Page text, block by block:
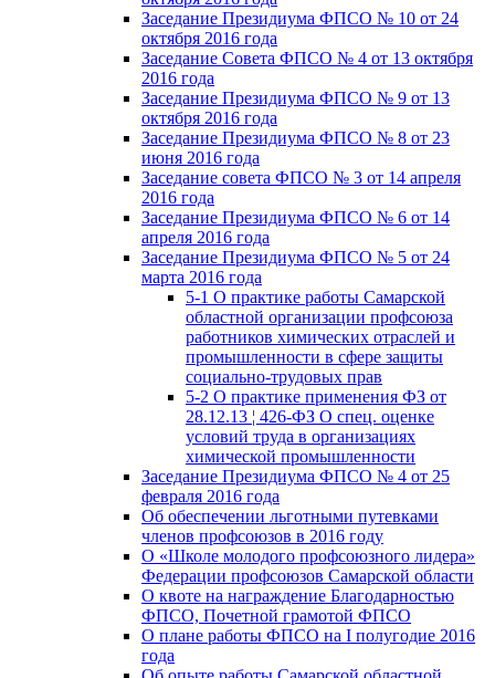
Заседание Президиума ФПСО № 10 от 24
октября 2016 года
Заседание Совета ФПСО № 4 от 13 октября
2016 года
Заседание Президиума ФПСО № 9 от 13
октября 2016 года
Заседание Президиума ФПСО № 8 от 23
июня 2016 года
Заседание совета ФПСО № 3 от 14 апреля
2016 года
Заседание Президиума ФПСО № 6 от 14
апреля 2016 года
Заседание Президиума ФПСО № 5 от 24
марта 2016 года
5-1 О практике работы Самарской
областной организации профсоюза
работников химических отраслей и
промышленности в сфере защиты
социально-трудовых прав
5-2 О практике применения ФЗ от
28.12.13 ¦ 426-ФЗ О спец. оценке
условий труда в организациях
химической промышленности
Заседание Президиума ФПСО № 4 от 25
февраля 2016 года
Об обеспечении льготными путевками
членов профсоюзов в 2016 году
О «Школе молодого профсоюзного лидера»
Федерации профсоюзов Самарской области
О квоте на награждение Благодарностью
ФПСО, Почетной грамотой ФПСО
О плане работы ФПСО на I полугодие 2016
года